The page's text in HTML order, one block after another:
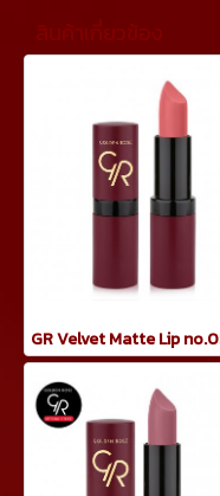
สินค้าเกี่ยวข้อง